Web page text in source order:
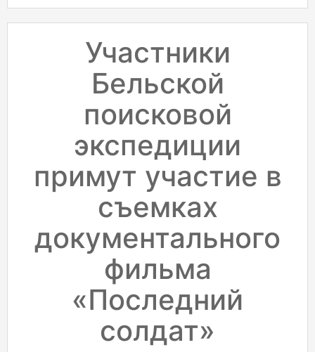
Участники
Бельской
поисковой
экспедиции
примут участие в
съемках
документального
фильма
«Последний
солдат»